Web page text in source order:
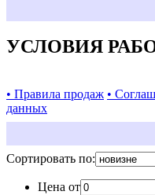
УСЛОВИЯ
• Правила продаж •
данных
Сортировать по:
Цена от